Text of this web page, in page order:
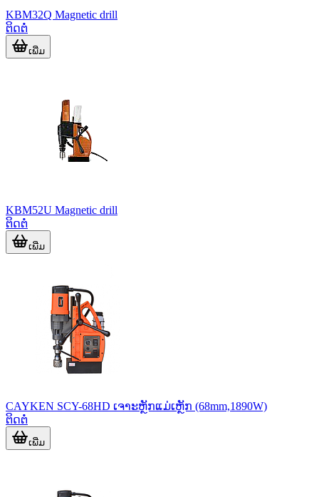
KBM32Q Magnetic drill
ຕິດຕໍ່
ເພີ່ມ
KBM52U Magnetic drill
ຕິດຕໍ່
ເພີ່ມ
CAYKEN SCY-68HD ເຈາະຫຼັກແມ່ເຫຼັກ (68mm,1890W)
ຕິດຕໍ່
ເພີ່ມ